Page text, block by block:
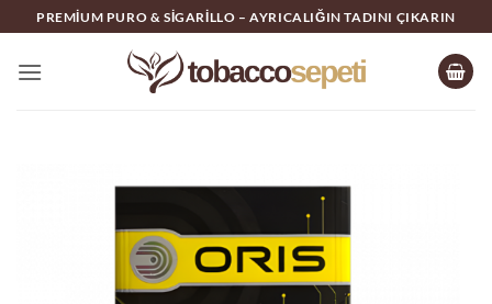
İçeriğe
atla
PREMIUM PURO & SIGARILLO – AYRICALIĞIN TADINI ÇIKARIN